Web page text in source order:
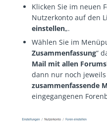
Klicken Sie im neuen
Nutzerkonto auf den
einstellen„.
Wählen Sie im
Zusammenfassung“
Mail mit allen
dann nur noch jeweils
zusammenfassende
eingegangenen